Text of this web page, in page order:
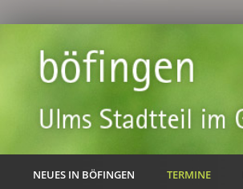
NEUES IN BÖFINGEN TERMINE